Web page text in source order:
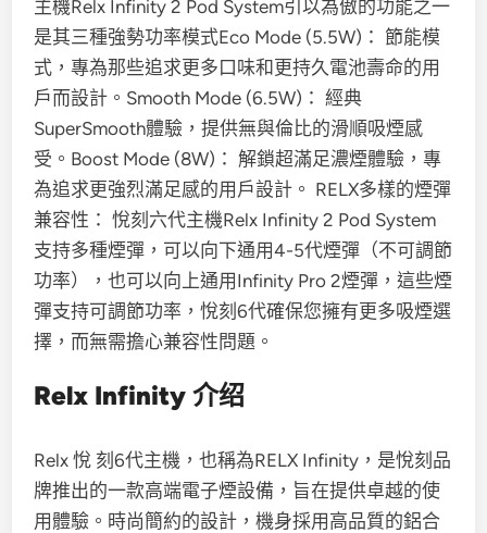
主機Relx Infinity 2 Pod System引以為傲的功能之一
是其三種強勢功率模式Eco Mode (5.5W)： 節能模
式，專為那些追求更多口味和更持久電池壽命的用
戶而設計。Smooth Mode (6.5W)： 經典
SuperSmooth體驗，提供無與倫比的滑順吸煙感
受。Boost Mode (8W)： 解鎖超滿足濃煙體驗，專
為追求更強烈滿足感的用戶設計。 RELX多樣的煙彈
兼容性： 悅刻六代主機Relx Infinity 2 Pod System
支持多種煙彈，可以向下通用4-5代煙彈（不可調節
功率），也可以向上通用Infinity Pro 2煙彈，這些煙
彈支持可調節功率，悅刻6代確保您擁有更多吸煙選
擇，而無需擔心兼容性問題。
Relx Infinity 介绍
Relx 悅 刻6代主機，也稱為RELX Infinity，是悅刻品
牌推出的一款高端電子煙設備，旨在提供卓越的使
用體驗。時尚簡約的設計，機身採用高品質的鋁合